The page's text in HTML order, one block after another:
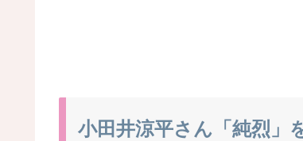
小田井涼平さん「純烈」